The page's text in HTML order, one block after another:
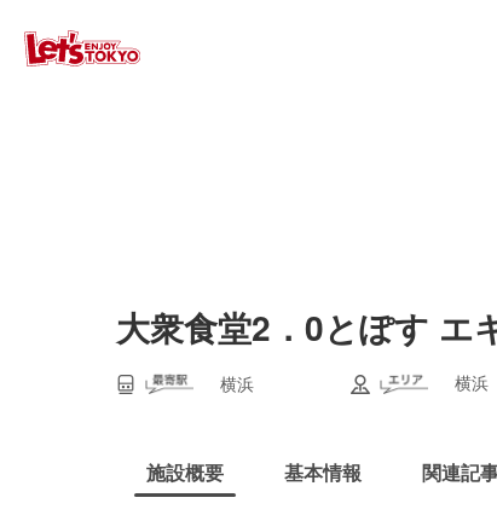
大衆食堂2．0とぽす エ
横浜 横浜
施設概要 基本情報 関連記